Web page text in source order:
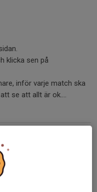
klicka sen på
inför varje match ska
se att allt är ok....